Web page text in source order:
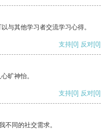
与其他学习者交流学习心得。
支持[0] 反对[0]
旷神怡。
支持[0] 反对[0]
不同的社交需求。